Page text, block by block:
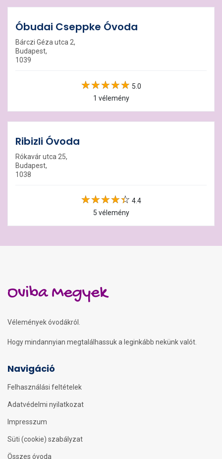
Óbudai Cseppke Óvoda
Bárczi Géza utca 2,
Budapest,
1039
5.0
1 vélemény
Ribizli Óvoda
Rókavár utca 25,
Budapest,
1038
4.4
5 vélemény
Oviba Megyek
Vélemények óvodákról.
Hogy mindannyian megtalálhassuk a leginkább nekünk valót.
Navigáció
Felhasználási feltételek
Adatvédelmi nyilatkozat
Impresszum
Süti (cookie) szabályzat
Összes óvoda